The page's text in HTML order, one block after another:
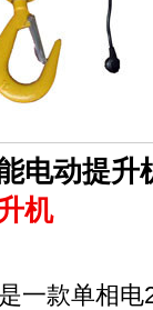
电动提升
机
一款单相